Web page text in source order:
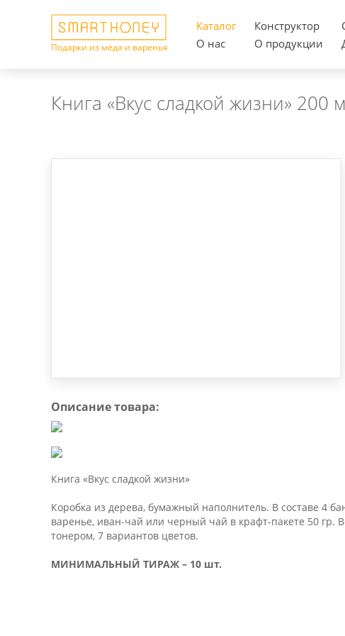
Подарки из мёда и варенья
Каталог Конструктор
О нас
О продукции
Книга «Вкус сладкой жизни» 200
Описание товара:
Книга «Вкус сладкой жизни»
Коробка из дерева, бумажный наполнитель. В составе 4
варенье, иван-чай или черный чай в крафт-пакете 50 гр.
тонером, 7 вариантов цветов.
МИНИМАЛЬНЫЙ ТИРАЖ – 10 шт.